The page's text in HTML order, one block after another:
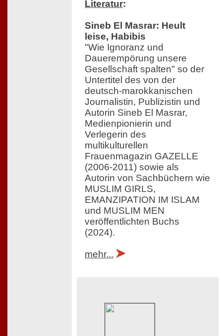
Literatur:
Sineb El Masrar: Heult
leise, Habibis
"Wie Ignoranz und
Dauerempörung unsere
Gesellschaft spalten" so der
Untertitel des von der
deutsch-marokkanischen
Journalistin, Publizistin und
Autorin Sineb El Masrar,
Medienpionierin und
Verlegerin des
multikulturellen
Frauenmagazin GAZELLE
(2006-2011) sowie als
Autorin von Sachbüchern wie
MUSLIM GIRLS,
EMANZIPATION IM ISLAM
und MUSLIM MEN
veröffentlichten Buchs
(2024).
mehr...